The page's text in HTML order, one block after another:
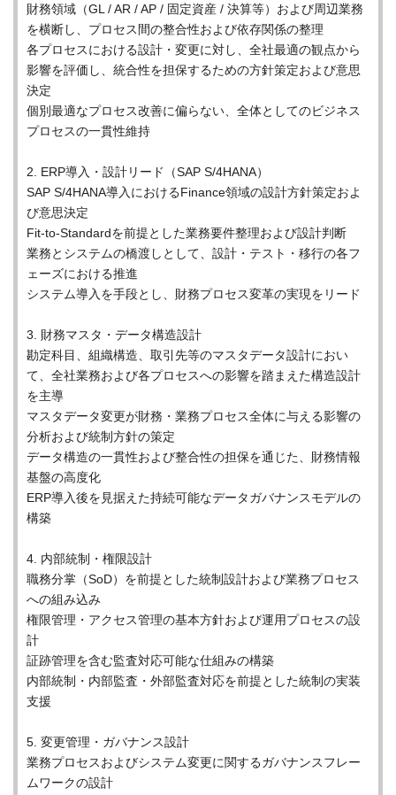
財務領域（GL / AR / AP / 固定資産 / 決算等）および周辺業務
を横断し、プロセス間の整合性および依存関係の整理
各プロセスにおける設計・変更に対し、全社最適の観点から
影響を評価し、統合性を担保するための方針策定および意思
決定
個別最適なプロセス改善に偏らない、全体としてのビジネス
プロセスの一貫性維持
2. ERP導入・設計リード（SAP S/4HANA）
SAP S/4HANA導入におけるFinance領域の設計方針策定およ
び意思決定
Fit-to-Standardを前提とした業務要件整理および設計判断
業務とシステムの橋渡しとして、設計・テスト・移行の各フ
ェーズにおける推進
システム導入を手段とし、財務プロセス変革の実現をリード
3. 財務マスタ・データ構造設計
勘定科目、組織構造、取引先等のマスタデータ設計におい
て、全社業務および各プロセスへの影響を踏まえた構造設計
を主導
マスタデータ変更が財務・業務プロセス全体に与える影響の
分析および統制方針の策定
データ構造の一貫性および整合性の担保を通じた、財務情報
基盤の高度化
ERP導入後を見据えた持続可能なデータガバナンスモデルの
構築
4. 内部統制・権限設計
職務分掌（SoD）を前提とした統制設計および業務プロセス
への組み込み
権限管理・アクセス管理の基本方針および運用プロセスの設
計
証跡管理を含む監査対応可能な仕組みの構築
内部統制・内部監査・外部監査対応を前提とした統制の実装
支援
5. 変更管理・ガバナンス設計
業務プロセスおよびシステム変更に関するガバナンスフレー
ムワークの設計